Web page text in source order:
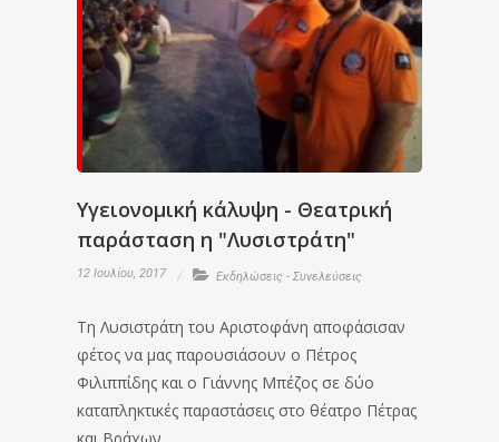
Υγειονομική κάλυψη - Θεατρική
παράσταση η "Λυσιστράτη"
12 Ιουλίου, 2017 Εκδηλώσεις - Συνελεύσεις
Τη Λυσιστράτη του Αριστοφάνη αποφάσισαν
φέτος να μας παρουσιάσουν ο Πέτρος
Φιλιππίδης και ο Γιάννης Μπέζος σε δύο
καταπληκτικές παραστάσεις στο θέατρο Πέτρας